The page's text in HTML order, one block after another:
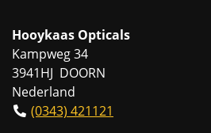
Hooykaas Opticals
Kampweg 34
3941HJ DOORN
Nederland
(0343) 421121